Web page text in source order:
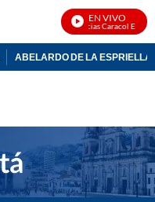
EN VIVO
Noticias Caracol En Vivo
ABELARDO DE LA ESPRIELLA